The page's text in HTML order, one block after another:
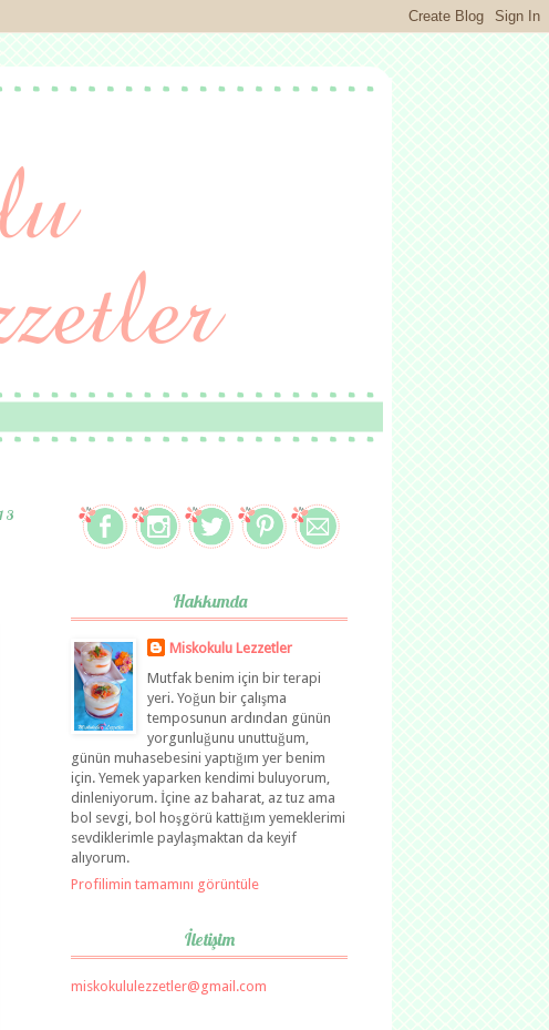
Hakkımda
Miskokulu Lezzetler
Mutfak benim için bir terapi
yeri. Yoğun bir çalışma
temposunun ardından günün
yorgunluğunu unuttuğum,
günün muhasebesini yaptığım yer benim
için. Yemek yaparken kendimi buluyorum,
dinleniyorum. İçine az baharat, az tuz ama
bol sevgi, bol hoşgörü kattığım yemeklerimi
sevdiklerimle paylaşmaktan da keyif
alıyorum.
Profilimin tamamını görüntüle
İletişim
miskokululezzetler@gmail.com